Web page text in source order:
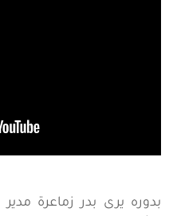
بدوره يرى بدر زماعرة